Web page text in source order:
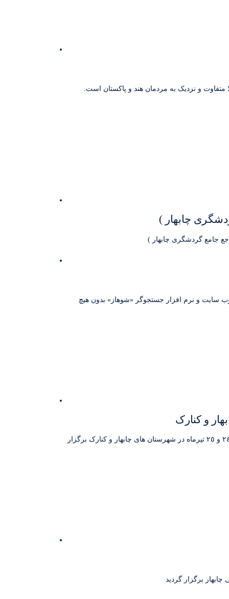
و نزدیک به مردمان هند و پاکستان است.
چابهار )
جامع گردشگری چابهار )
چابهار گفت: 27 هزار گردشگر و مهمان نوروزی با کمک وب سایت و نرم افزار جستجوگر «شوهاز» بدون هیچ
و کنارک
رویداد ایده تا کسب و کار با حضور جناب اقای دکتر طایی دانشیار دانشگاه علامه طباطبائی و مشاور وزیر کار و جمعی از دانشگاهیان در تاریخ ٢٤ و ٢٥ تیرماه در شهرستان های چابهار و کنارک برگزار